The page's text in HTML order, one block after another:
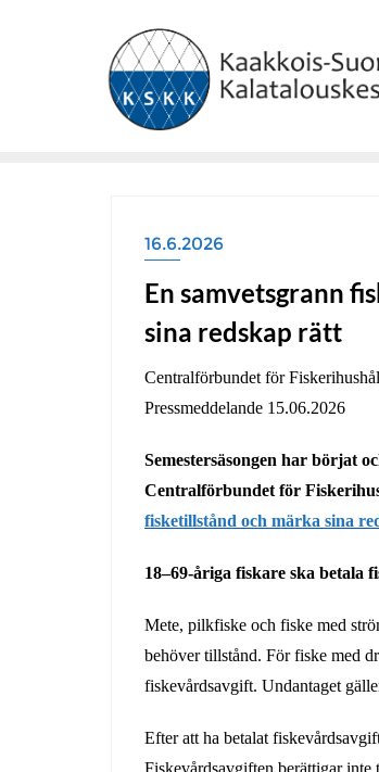
16.6.2026
En samvetsgrann
sina redskap rätt
Centralförbundet för
Pressmeddelande 15.06.2026
Semestersäsongen har börjat
Centralförbundet för
fisketillstånd och märka sina
18–69-åriga fiskare ska betala
Mete, pilkfiske och fiske med
behöver tillstånd. För fiske med
fiskevårdsavgift. Undantaget
Efter att ha betalat
Fiskevårdsavgiften berättigar